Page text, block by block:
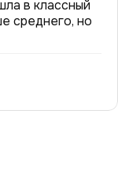
в классный
среднего, но